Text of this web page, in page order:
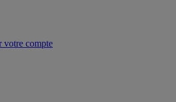
votre compte